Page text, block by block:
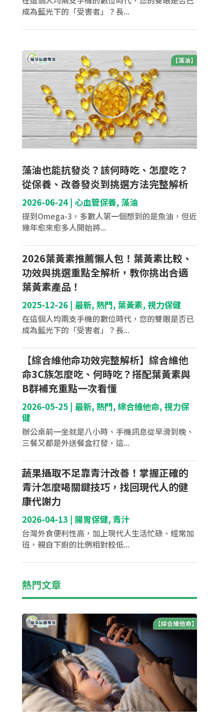
成為藍光下的「受害者」？長...
藻油也能抗發炎？該何時吃、怎麼吃？
從保養、改善發炎到挑選方法完整解析
2026-06-24| 心血管保養, 藻油
提到Omega-3，多數人第一個想到的是魚油，但近
幾年愈來愈多人開始將...
2026葉黃素推薦懶人包！葉黃素比較、
功效與挑選重點全解析，教你挑出合適
葉黃素產品！
2025-12-26| 最新, 熱門, 葉黃素, 視力保健
在這個人均兩支手機的數位時代，您的雙眼是否已
成為藍光下的「受害者」？長...
【綜合維他命功效完整解析】綜合維他
命3C族怎麼吃、何時吃？搭配葉黃素與
B群補充重點一次看懂
2026-05-25| 最新, 熱門, 綜合維他命, 視力保
健
辦公桌前一坐就是八小時、手機訊息從早滑到晚、
三餐又都是外送餐盒打發，這...
蔬果攝取不足靠青汁改善！掌握正確的
青汁怎麼喝關鍵技巧，找回現代人的健
康代謝力
2026-04-13 | 腸胃保健, 青汁
台灣外食便利性高，加上現代人生活忙碌、經常加
班，親自下廚的比例相對較低...
熱門文章